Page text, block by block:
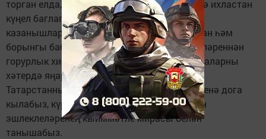
торган елда, без барыбыз да Аллаһ Тәгаләгә ихластан
күңел баглап, мөселман дөньясының бөек
казанышлары белән бәйләнешебезне тоюдан һәм
борынгы бабаларыбызның игелекле гамәлләреннән
горурлык хисләре кичереп, шул олуг вакыйгаларны
хәтердә яңартабыз, туган республикабыз –
Татарстанның һәм бөек Россиянең иминлегенә дога
кылабыз, күренекле дин галимнәре һәм дин
эшлеклеләренең кыйммәтле мирасы белән
танышабыз.